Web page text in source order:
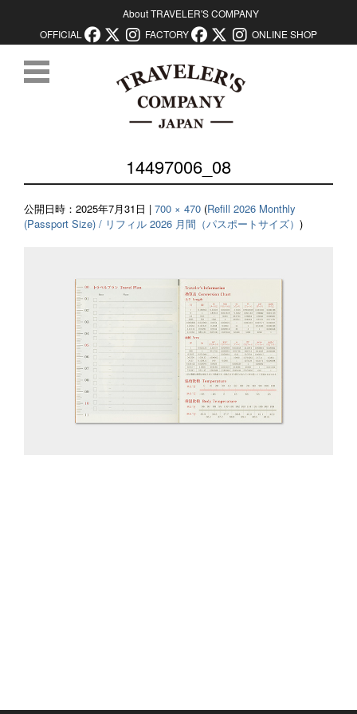
About TRAVELER'S COMPANY
OFFICIAL
FACTORY ONLINE SHOP
14497006_08
公開日時： 2025年7月31日 | 700 × 470 (Refill 2026 Monthly
(Passport Size) / リフィル 2026 月間（パスポートサイズ） )